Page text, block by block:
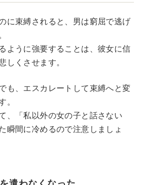
に束縛されると、男は窮屈で逃げ
ように強要することは、彼女に信
しくさせます。
も、エスカレートして束縛へと変
、「私以外の女の子と話さない
瞬間に冷めるので注意しましょ